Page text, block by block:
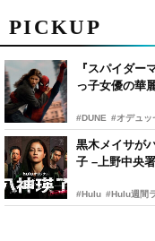
PICKUP
『スパイダー
っ子女優の華
#DUNE #オデュッ
黒木メイサが
子 –上野中央
#Hulu #Hulu週間